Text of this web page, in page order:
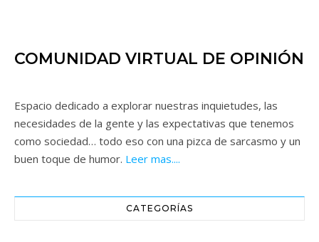
COMUNIDAD VIRTUAL DE OPINIÓN
Espacio dedicado a explorar nuestras inquietudes, las
necesidades de la gente y las expectativas que tenemos
como sociedad… todo eso con una pizca de sarcasmo y un
buen toque de humor. Leer mas....
CATEGORÍAS